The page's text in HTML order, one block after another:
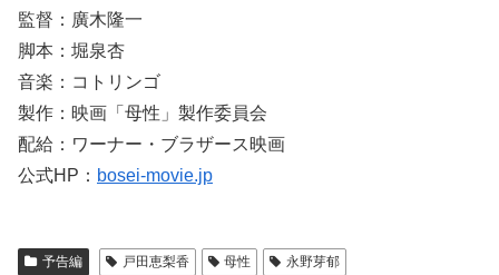
監督：廣木隆一
脚本：堀泉杏
音楽：コトリンゴ
製作：映画「母性」製作委員会
配給：ワーナー・ブラザース映画
公式HP： bosei-movie.jp
予告編 戸田恵梨香 母性 永野芽郁